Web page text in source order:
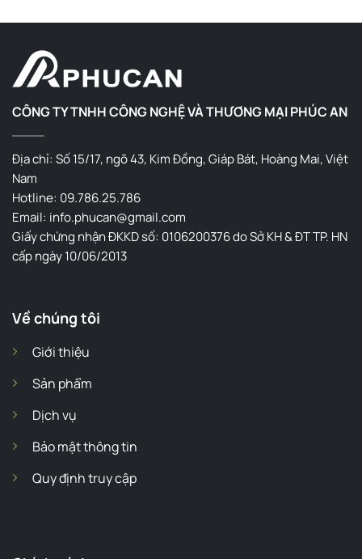
CÔNG TY TNHH CÔNG NGHỆ VÀ THƯƠNG MẠI PHÚC AN
Địa chỉ: Số 15/17, ngõ 43, Kim Đồng, Giáp Bát, Hoàng Mai, Việt
Nam
Hotline: 09.786.25.786
Email: info.phucan@gmail.com
Giấy chứng nhận ĐKKD số: 0106200376 do Sở KH & ĐT TP. HN
cấp ngày 10/06/2013
Về chúng tôi
Giới thiệu
Sản phẩm
Dịch vụ
Bảo mật thông tin
Quy định truy cập